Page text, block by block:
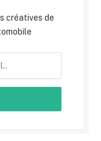
créatives de